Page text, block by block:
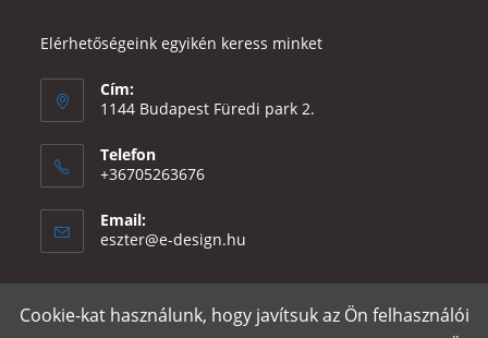
Elérhetőségeink egyikén keress minket
Cím:
1144 Budapest Füredi park 2.
Telefon
+36705263676
Email:
eszter@e-design.hu
Cookie-kat használunk, hogy javítsuk az Ön felhasználói